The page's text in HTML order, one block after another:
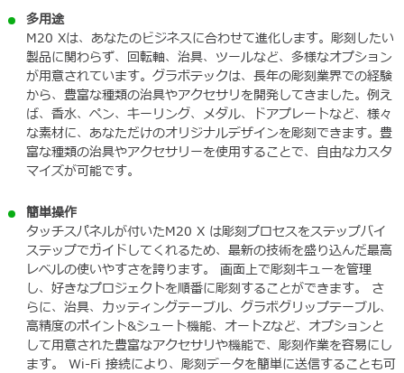
い
多用途
M20 Xは、あなたのビジネスに合わせて進化します。彫刻したい
製品に関わらず、回転軸、治具、ツールなど、多様なオプション
が用意されています。グラボテックは、長年の彫刻業界での経験
から、豊富な種類の治具やアクセサリを開発してきました。例え
ば、香水、ペン、キーリング、メダル、ドアプレートなど、様々
な素材に、あなただけのオリジナルデザインを彫刻できます。豊
富な種類の治具やアクセサリーを使用することで、自由なカスタ
マイズが可能です。
簡単操作
タッチスパネルが付いたM20 X は彫刻プロセスをステップバイ
ステップでガイドしてくれるため、最新の技術を盛り込んだ最高
レベルの使いやすさを誇ります。 画面上で彫刻キューを管理
し、好きなプロジェクトを順番に彫刻することができます。 さ
らに、治具、カッティングテーブル、グラボグリップテーブル、
高精度のポイント&シュート機能、オートZなど、オプションと
して用意された豊富なアクセサリや機能で、彫刻作業を容易にし
ます。 Wi-Fi 接続により、彫刻データを簡単に送信することも可